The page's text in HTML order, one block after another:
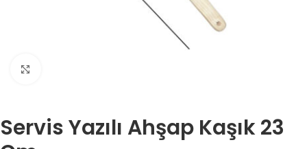
Servis Yazılı Ahşap Kaşık 23